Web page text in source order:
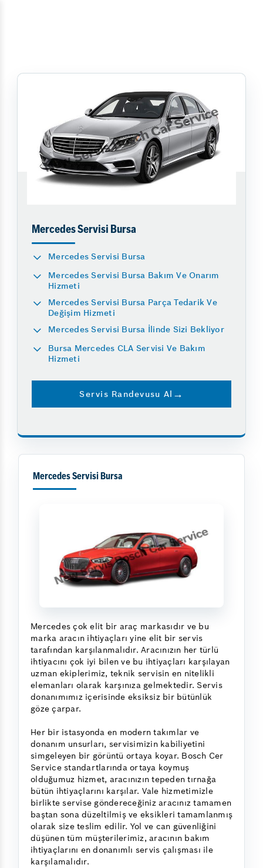
Mercedes Servisi Bursa
Mercedes Servisi Bursa
Mercedes Servisi Bursa Bakım Ve Onarım
Hizmeti
Mercedes Servisi Bursa Parça Tedarik Ve
Değişim Hizmeti
Mercedes Servisi Bursa İlinde Sizi Bekliyor
Bursa Mercedes CLA Servisi Ve Bakım
Hizmeti
Servis Randevusu Al
Mercedes Servisi Bursa
Mercedes çok elit bir araç markasıdır ve bu
marka aracın ihtiyaçları yine elit bir servis
tarafından karşılanmalıdır. Aracınızın her türlü
ihtiyacını çok iyi bilen ve bu ihtiyaçları karşılayan
uzman ekiplerimiz, teknik servisin en nitelikli
elemanları olarak karşınıza gelmektedir. Servis
donanımımız içerisinde eksiksiz bir bütünlük
göze çarpar.
Her bir istasyonda en modern takımlar ve
donanım unsurları, servisimizin kabiliyetini
simgeleyen bir görüntü ortaya koyar. Bosch Cer
Service standartlarında ortaya koymuş
olduğumuz hizmet, aracınızın tepeden tırnağa
bütün ihtiyaçlarını karşılar. Vale hizmetimizle
birlikte servise göndereceğiniz aracınız tamamen
baştan sona düzeltilmiş ve eksikleri tamamlanmış
olarak size teslim edilir. Yol ve can güvenliğini
düşünen tüm müşterilerimiz, aracının bakım
ihtiyaçlarını en donanımlı servis çalışması ile
karşılamalıdır.